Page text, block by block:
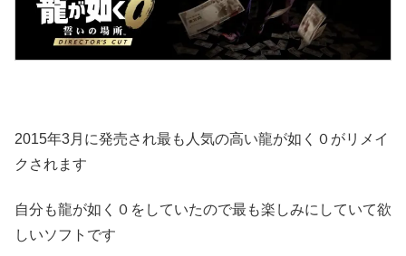
2015年3月に発売され最も人気の高い龍が如く０がリメイ
クされます
自分も龍が如く０をしていたので最も楽しみにしていて欲
しいソフトです